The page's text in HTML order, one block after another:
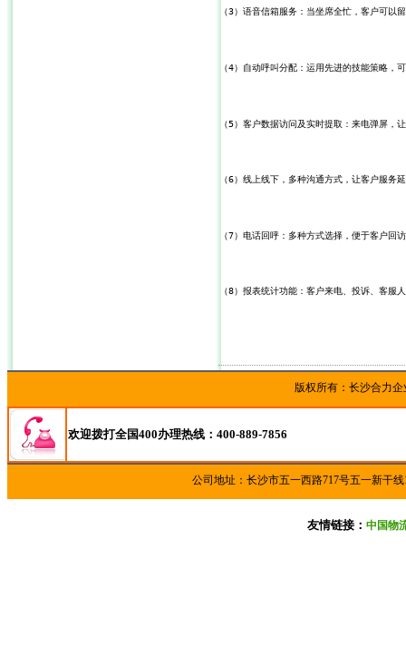
（3）语音信箱服务：当坐席全忙，客户可以
（4）自动呼叫分配：运用先进的技能策略，
（5）客户数据访问及实时提取：来电弹屏，
（6）线上线下，多种沟通方式，让客户服务
（7）电话回呼：多种方式选择，便于客户回
（8）报表统计功能：客户来电、投诉、客服
版权所有：长沙
欢迎拨打全国400办理热线：400-889-7856
公司地址：长沙市五一西路717号五一
友情链接： 中国物